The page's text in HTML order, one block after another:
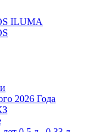
ILUMA
2026 Года